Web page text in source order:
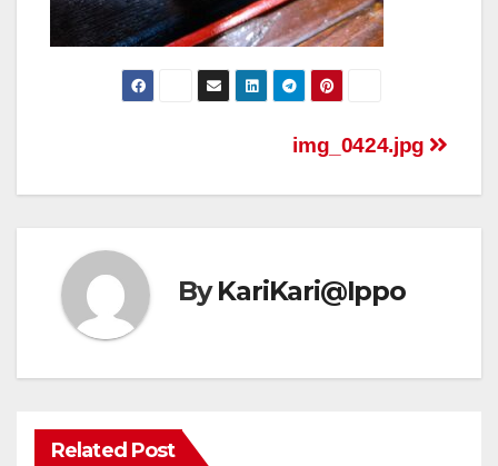
img_0424.jpg
ByKariKari@Ippo
Related Post